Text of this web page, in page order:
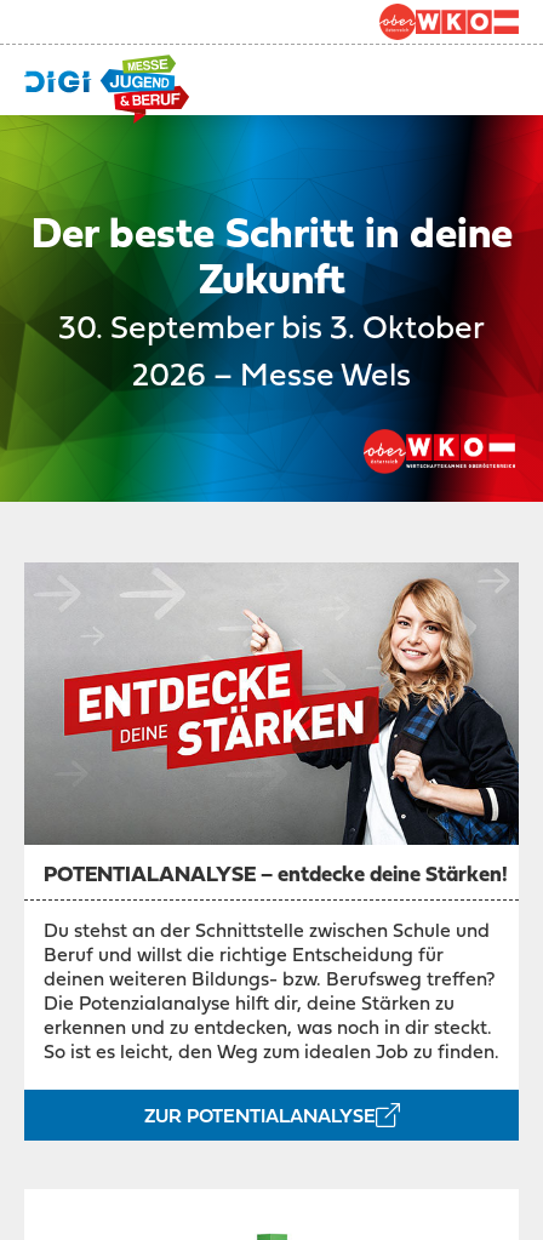
Der beste Schritt in deine
Zukunft
30. September bis 3. Oktober
2026 – Messe Wels
POTENTIALANALYSE – entdecke deine Stärken!
Du stehst an der Schnittstelle zwischen Schule und
Beruf und willst die richtige Entscheidung für
deinen weiteren Bildungs- bzw. Berufsweg treffen?
Die Potenzialanalyse hilft dir, deine Stärken zu
erkennen und zu entdecken, was noch in dir steckt.
So ist es leicht, den Weg zum idealen Job zu finden.
ZUR POTENTIALANALYSE